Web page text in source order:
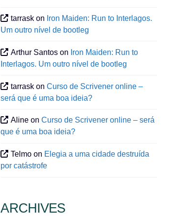
tarrask on Iron Maiden: Run to Interlagos.
Um outro nível de bootleg
Arthur Santos on Iron Maiden: Run to
Interlagos. Um outro nível de bootleg
tarrask onCurso de Scrivener online –
será que é uma boa ideia?
Aline onCurso de Scrivener online – será
que é uma boa ideia?
Telmo on Elegia a uma cidade destruída
por catástrofe
ARCHIVES